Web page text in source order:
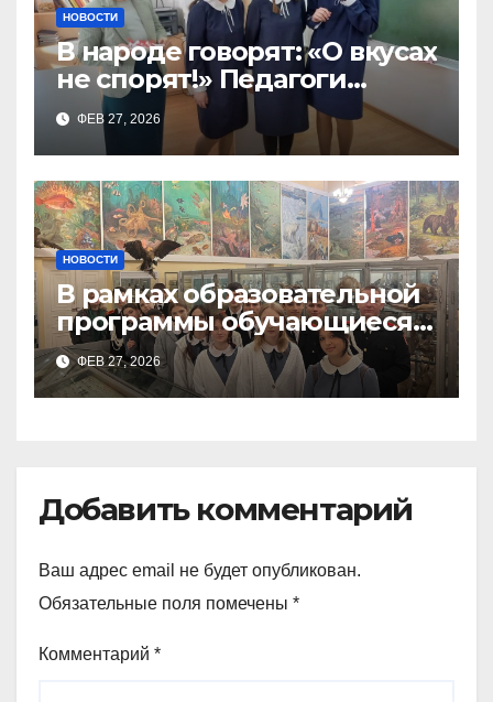
НОВОСТИ
В народе говорят: «О вкусах
не спорят!» Педагоги
поварского отделения
Тимченко О.О.
ФЕВ 27, 2026
НОВОСТИ
В рамках образовательной
программы обучающиеся
9а,8,9б классов посетили
зоологический музей и
ФЕВ 27, 2026
Добавить комментарий
Ваш адрес email не будет опубликован.
Обязательные поля помечены *
Комментарий *